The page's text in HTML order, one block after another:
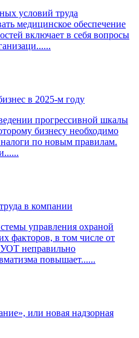
условий труда
медицинское обеспечение
включает в себя вопросы
в 2025-м году
прогрессивной шкалы
бизнесу необходимо
налоги по новым правилам.
в компании
управления охраной
факторов, в том числе от
неправильно
повышает......
или новая надзорная